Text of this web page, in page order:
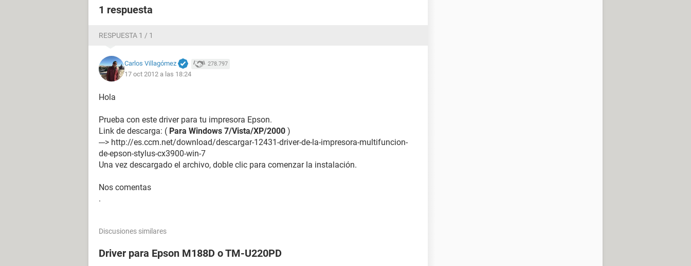
1 respuesta
RESPUESTA 1 / 1
Carlos Villagómez 278.797
17 oct 2012 a las 18:24
Hola
Prueba con este driver para tu impresora Epson.
Link de descarga: ( Para Windows 7/Vista/XP/2000 )
---> http://es.ccm.net/download/descargar-12431-driver-de-la-impresora-multifuncion-
de-epson-stylus-cx3900-win-7
Una vez descargado el archivo, doble clic para comenzar la instalación.
Nos comentas
.
Discusiones similares
Driver para Epson M188D o TM-U220PD